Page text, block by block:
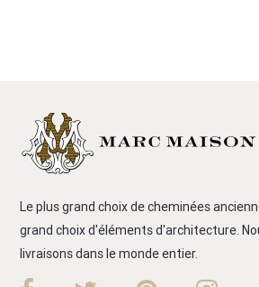
Le plus grand choix de cheminées
grand choix d'éléments d'architecture.
livraisons dans le monde entier.